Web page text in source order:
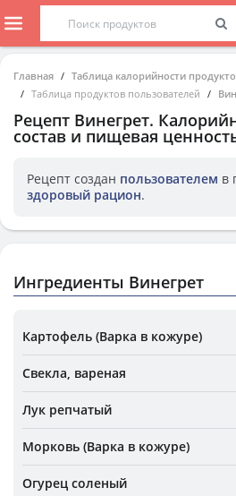
Главная
Таблица калорийности
Таблица продуктов пользователей
Рецепт Винегрет.
состав и пищевая
Рецепт создан пользователем в
здоровый рацион.
Ингредиенты Винегрет
Картофель (Варка в кожуре)
Свекла, вареная
Лук репчатый
Морковь (Варка в кожуре)
Огурец соленый